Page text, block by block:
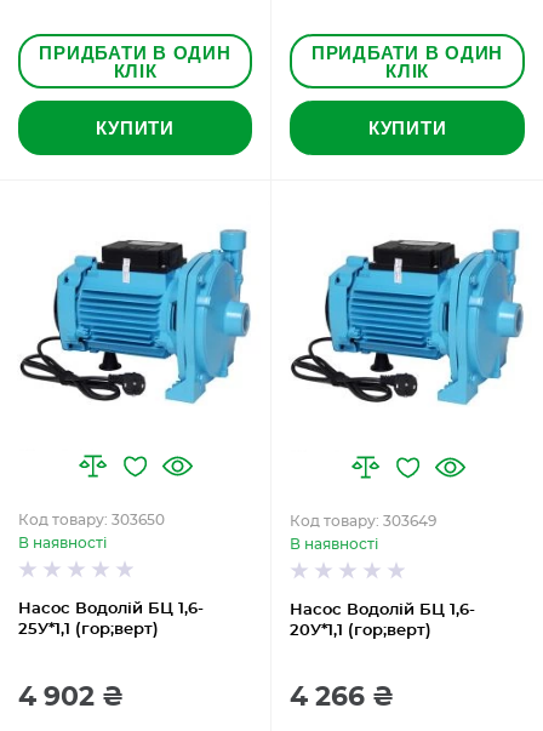
ПРИДБАТИ В ОДИН
КЛІК
КУПИТИ
ПРИДБАТИ В ОДИН
КЛІК
КУПИТИ
Насос Водолій БЦ 1,6-
25У*1,1 (гор;верт)
Код товару: 303650
В наявності
4 902 ₴
Насос Водолій БЦ 1,6-
20У*1,1 (гор;верт)
Код товару: 303649
В наявності
4 266 ₴